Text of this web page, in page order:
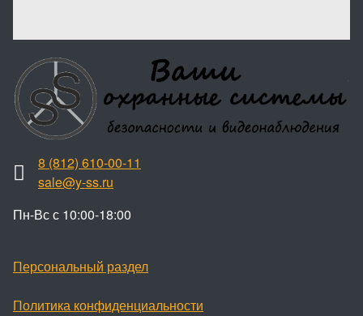
8 (812) 610-00-11
sale@y-ss.ru
Пн-Вс с 10:00-18:00
Персональный раздел
Политика конфиденциальности